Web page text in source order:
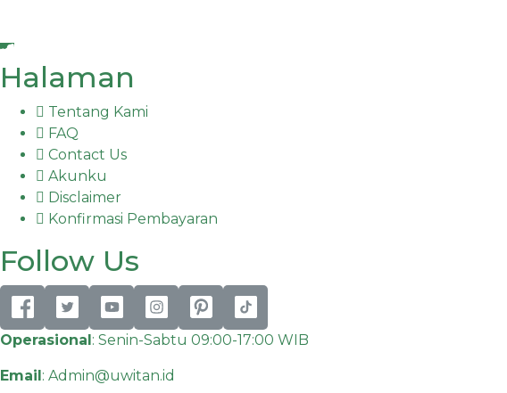
Halaman
Tentang Kami
FAQ
Contact Us
Akunku
Disclaimer
Konfirmasi Pembayaran
Follow Us
Operasional : Senin-Sabtu 09:00-17:00 WIB
Email : Admin@uwitan.id